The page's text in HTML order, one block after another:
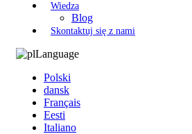
Wiedza
Blog
Skontaktuj się z nami
Language
Polski
dansk
Français
Eesti
Italiano